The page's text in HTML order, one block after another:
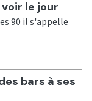
le jour
90 il s'appelle
bars à ses